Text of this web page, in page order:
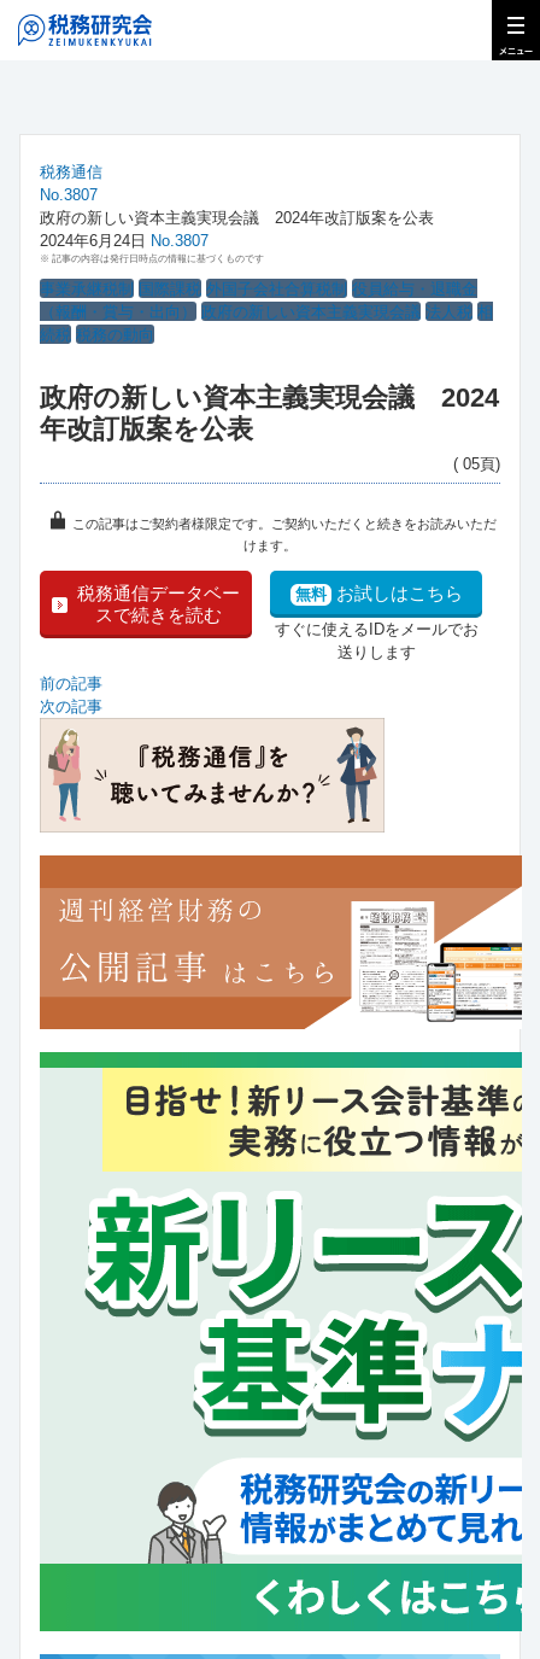
税務通信
No.3807
政府の新しい資本主義実現会議 2024年改訂版案を公表
2024年6月24日 No.3807
※ 記事の内容は発行日時点の情報に基づくものです
事業承継税制 国際課税 外国子会社合算税制 役員給与・退職金
（報酬・賞与・出向）
政府の新しい資本主義実現会議 法人税 相
続税 税務の動向
政府の新しい資本主義実現会議 2024
年改訂版案を公表
( 05頁)
この記事はご契約者様限定です。ご契約いただくと続きをお読みいただ
けます。
税務通信データベー
スで続きを読む
無料 お試しはこちら
すぐに使えるIDをメールでお
送りします
前の記事
次の記事